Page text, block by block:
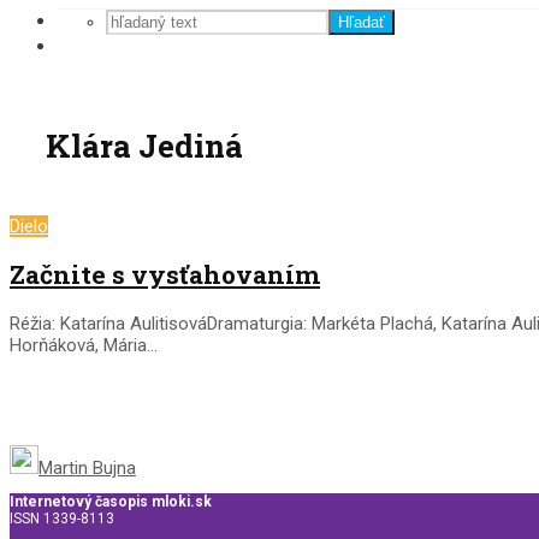
Hľadať
Klára Jediná
Dielo
Začnite s vysťahovaním
Réžia: Katarína AulitisováDramaturgia: Markéta Plachá, Katarína
Horňáková, Mária...
Martin Bujna
Internetový časopis mloki.sk
ISSN 1339-8113